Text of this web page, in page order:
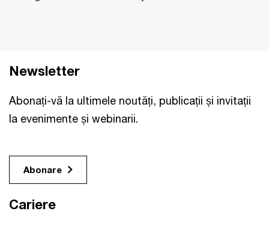
Newsletter
Abonați-vă la ultimele noutăți, publicații și invitații
la evenimente și webinarii.
Abonare
Cariere